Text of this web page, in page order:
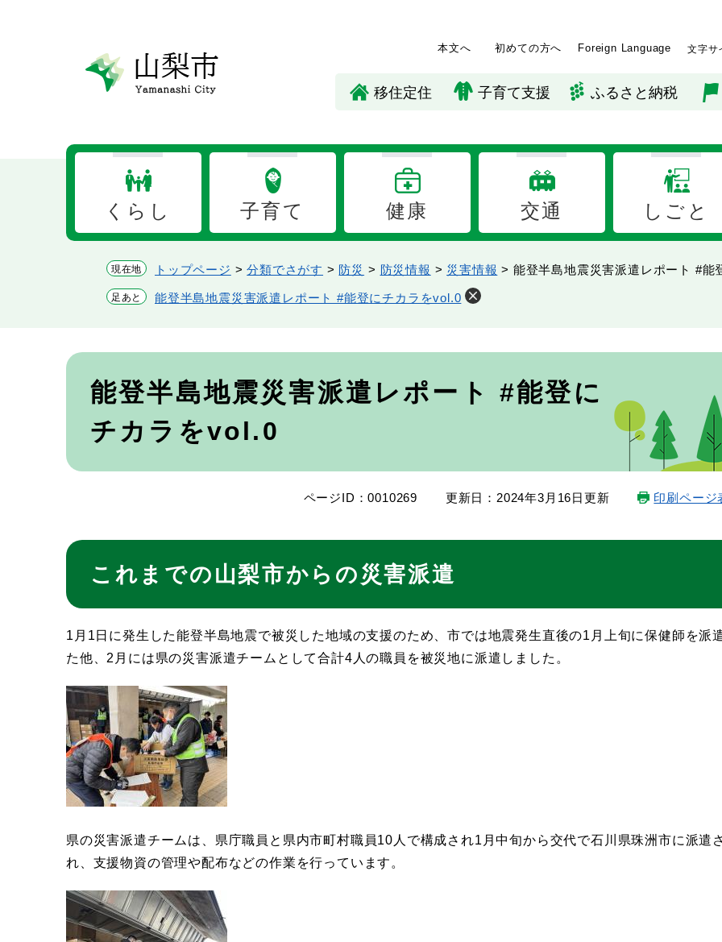
本文へ 初めての方へ Foreign Language 文字サ
移住定住 子育て支援 ふるさと納税
くらし 子育て 健康 交通 しごと
現在地 トップページ >分類でさがす > 防災 > 防災情報 > 災害情報 > 能登半島地震災害派遣レポート #能
足あと 能登半島地震災害派遣レポート #能登にチカラをvol.0
本
能登半島地震災害派遣レポート #能登に
チカラをvol.0
ページID：0010269 更新日：2024年3月16日更新 印刷ページ
これまでの山梨市からの災害派遣
1月1日に発生した能登半島地震で被災した地域の支援のため、市では地震発生直後の1月上旬に保健師を派
た他、2月には県の災害派遣チームとして合計4人の職員を被災地に派遣しました。
県の災害派遣チームは、県庁職員と県内市町村職員10人で構成され1月中旬から交代で石川県珠洲市に派遣
れ、支援物資の管理や配布などの作業を行っています。